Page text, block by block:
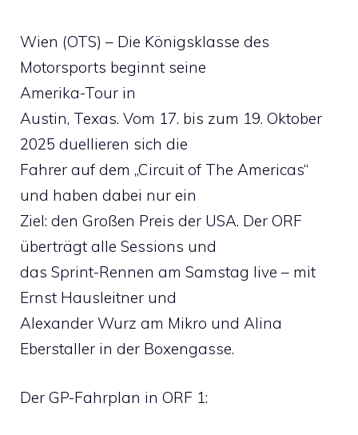
Wien (OTS) – Die Königsklasse des
Motorsports beginnt seine
Amerika-Tour in
Austin, Texas. Vom 17. bis zum 19. Oktober
2025 duellieren sich die
Fahrer auf dem „Circuit of The Americas“
und haben dabei nur ein
Ziel: den Großen Preis der USA. Der ORF
überträgt alle Sessions und
das Sprint-Rennen am Samstag live – mit
Ernst Hausleitner und
Alexander Wurz am Mikro und Alina
Eberstaller in der Boxengasse.
Der GP-Fahrplan in ORF 1: